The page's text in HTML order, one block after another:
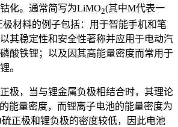
化。通常简写为LiMO2(其中M代表一
材料的例子包括：用于智能手机和笔
其稳定性和安全性著称并应用于电动汽
酸铁锂；以及因其高能量密度而常用于
。
极，当与锂金属负极相结合时，其理论
的能量密度，而锂离子电池的能量密度为
硫正极和锂负极的密度较低，因此电池